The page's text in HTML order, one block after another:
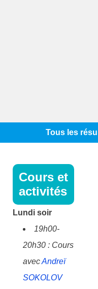
Tous les
Cours et
activités
Lundi soir
19h00-
20h30 : Cours
avecAndreï
SOKOLOV